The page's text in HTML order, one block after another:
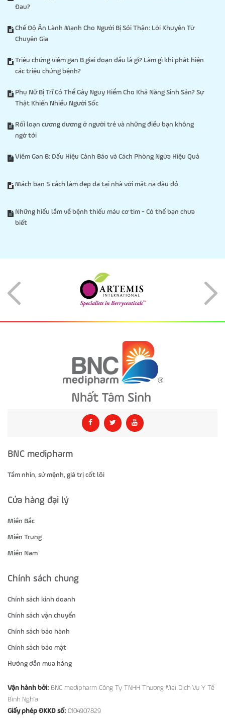
Đau?
Chế Độ Ăn Lành Mạnh Cho Người Bị Sỏi Thận: Lời Khuyên Từ
Chuyên Gia
Triệu chứng viêm gan B giai đoạn đầu là gì? Làm gì khi phát hiện
các triệu chứng bệnh?
Phụ Nữ Bị Trĩ Có Thể Gây Nguy Hiểm Cho Khả Năng Sinh Sản? Sự
Thật Khiến Nhiều Người Sốc
Rối loạn cương dương ở người trẻ và những điều bạn không
ngờ tới
Viêm Gan B: Dấu Hiệu Cảnh Báo và Cách Phòng Ngừa Hiệu Quả
Mách bạn 5 cách làm đẹp da tại nhà với mặt nạ đậu đỏ
Những hiểu lầm về bệnh thiếu máu cơ tim - Có thể bạn chưa
biết
BNC medipharm
Tầm nhìn, sứ mệnh, giá trị cốt lõi
Cửa hàng đại lý
Miền Bắc
Miền Trung
Miền Nam
Chính sách chung
Chính sách kinh doanh
Chính sách vận chuyển
Chính sách bảo hành
Chính sách bảo mật
Hướng dẫn mua hàng
Vận hành bởi: BNC medipharm Công Ty TNHH Thương Mại Dịch Vụ Y Tế
Bình Nghĩa
Giấy phép ĐKKD số: 0104907829